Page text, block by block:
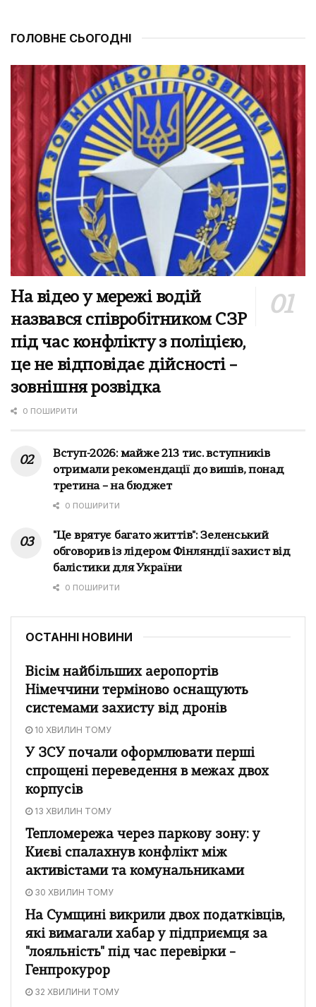
ГОЛОВНЕ СЬОГОДНІ
На відео у мережі водій
назвався співробітником СЗР
під час конфлікту з поліцією,
це не відповідає дійсності –
зовнішня розвідка
0 ПОШИРИТИ
Вступ-2026: майже 213 тис. вступників
отримали рекомендації до вишів, понад
третина – на бюджет
0 ПОШИРИТИ
"Це врятує багато життів": Зеленський
обговорив із лідером Фінляндії захист від
балістики для України
0 ПОШИРИТИ
ОСТАННІ НОВИНИ
Вісім найбільших аеропортів
Німеччини терміново оснащують
системами захисту від дронів
10 ХВИЛИН ТОМУ
У ЗСУ почали оформлювати перші
спрощені переведення в межах двох
корпусів
13 ХВИЛИН ТОМУ
Тепломережа через паркову зону: у
Києві спалахнув конфлікт між
активістами та комунальниками
30 ХВИЛИН ТОМУ
На Сумщині викрили двох податківців,
які вимагали хабар у підприємця за
"лояльність" під час перевірки –
Генпрокурор
32 ХВИЛИНИ ТОМУ